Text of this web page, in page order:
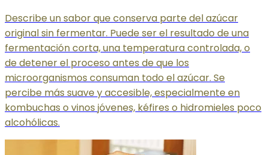
Describe un sabor que conserva parte del azúcar
original sin fermentar. Puede ser el resultado de una
fermentación corta, una temperatura controlada, o
de detener el proceso antes de que los
microorganismos consuman todo el azúcar. Se
percibe más suave y accesible, especialmente en
kombuchas o vinos jóvenes, kéfires o hidromieles poco
alcohólicas.